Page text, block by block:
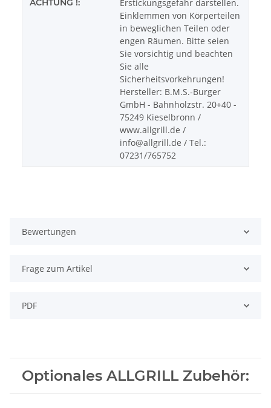
ACHTUNG !:
Erstickungsgefahr darstellen.
Einklemmen von Körperteilen
in beweglichen Teilen oder
engen Räumen. Bitte seien
Sie vorsichtig und beachten
Sie alle
Sicherheitsvorkehrungen!
Hersteller: B.M.S.-Burger
GmbH - Bahnholzstr. 20+40 -
75249 Kieselbronn /
www.allgrill.de /
info@allgrill.de / Tel.:
07231/765752
Bewertungen
Frage zum Artikel
PDF
Optionales ALLGRILL Zubehör: